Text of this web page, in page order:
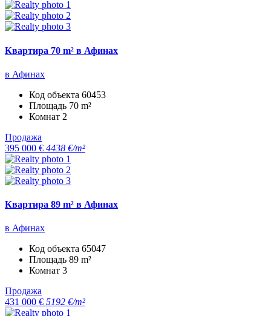
Квартира 70 m² в Афинах
в Афинах
Код объекта 60453
Площадь 70 m²
Комнат 2
Продажа
395 000 € 4438 €/m²
Квартира 89 m² в Афинах
в Афинах
Код объекта 65047
Площадь 89 m²
Комнат 3
Продажа
431 000 € 5192 €/m²